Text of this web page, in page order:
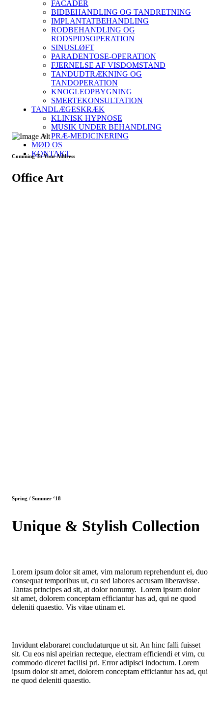
FACADER
BIDBEHANDLING OG TANDRETNING
IMPLANTATBEHANDLING
RODBEHANDLING OG
RODSPIDSOPERATION
SINUSLØFT
PARADENTOSE-OPERATION
FJERNELSE AF VISDOMSTAND
TANDUDTRÆKNING OG
TANDOPERATION
KNOGLEOPBYGNING
SMERTEKONSULTATION
TANDLÆGESKRÆK
KLINISK HYPNOSE
MUSIK UNDER BEHANDLING
PRÆ-MEDICINERING
MØD OS
KONTAKT
Comming To Your Address
Office Art
Spring / Summer ‘18
Unique & Stylish Collection
Lorem ipsum dolor sit amet, vim malorum reprehendunt ei, duo
consequat temporibus ut, cu sed labores accusam liberavisse.
Tantas principes ad sit, at dolor nonumy. Lorem ipsum dolor
sit amet, dolorem conceptam efficiantur has ad, qui ne quod
deleniti quaestio. Vis vitae utinam et.
Invidunt elaboraret concludaturque ut sit. An hinc falli fuisset
sit. Cu eos nisl apeirian recteque, electram efficiendi et vim, cu
commodo diceret facilisi pri. Error adipisci indoctum. Lorem
ipsum dolor sit amet, dolorem conceptam efficiantur has ad, qui
ne quod deleniti quaestio.